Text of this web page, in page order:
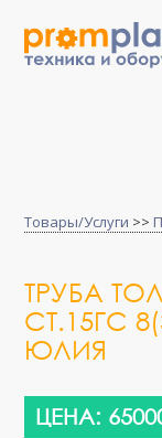
Товары/Услуги >>
ТРУБА
СТ.15ГС
ЮЛИЯ
ЦЕНА: